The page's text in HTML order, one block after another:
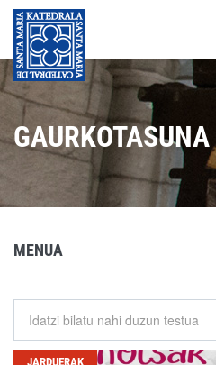
GAURKOTASUNA
MENUA
JARDUERAK